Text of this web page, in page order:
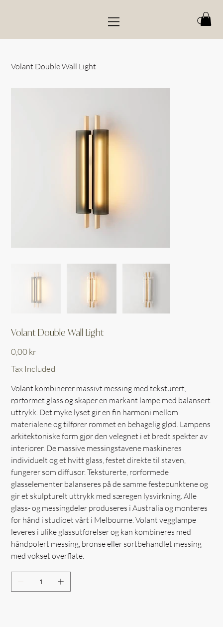
Volant Double Wall Light
Volant Double Wall Light
0,00 kr
Tax Included
Volant kombinerer massivt messing med teksturert,
rørformet glass og skaper en markant lampe med balansert
uttrykk. Det myke lyset gir en fin harmoni mellom
materialene og tilfører rommet en behagelig glød. Lampens
arkitektoniske form gjør den velegnet i et bredt spekter av
interiører. De massive messingstavene maskineres
individuelt og et hvitt glass, festet direkte til staven,
fungerer som diffusor. Teksturerte, rørformede
glasselementer balanseres på de samme festepunktene og
gir et skulpturelt uttrykk med særegen lysvirkning. Alle
glass- og messingdeler produseres i Australia og monteres
for hånd i studioet vårt i Melbourne. Volant vegglampe
leveres i ulike glassutførelser og kan kombineres med
håndpolert messing, bronse eller sortbehandlet messing
med vokset overflate.